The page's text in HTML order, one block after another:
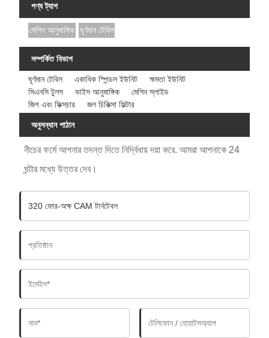
পণ্য ট্যাগ
মেশিন আনুষাঙ্গিক ঘূর্ণমান টেবিল
সম্পর্কিত বিভাগ
ঘূর্ণমান টেবিল একাধিক স্পিন্ডল ইউনিট
ক্ষমতা ইউনিট
সিএনসি টুলস
ভাইস আনুষাঙ্গিক
মেশিন স্লাইড
জিগ এবং ফিক্সচার
জল চিকিত্সা ফিল্টার
অনুসন্ধান পাঠান
নীচের ফর্মে আপনার তদন্ত দিতে নির্দ্বিধায় দয়া করে. আমরা আপনাকে 24
ঘন্টার মধ্যে উত্তর দেব।